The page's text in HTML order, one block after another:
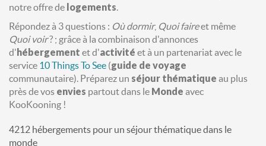
notre offre de logements.
Répondez à 3 questions : Où dormir, Quoi faireet même
Quoi voir? ; grâce à la combinaison d'annonces
d'hébergement et d'activité et à un partenariat avec le
service 10 Things To See (guide de voyage
communautaire). Préparez un séjour thématique au plus
près de vos envies partout dans le Monde avec
KooKooning !
4212 hébergements pour un séjour thématique dans le
monde